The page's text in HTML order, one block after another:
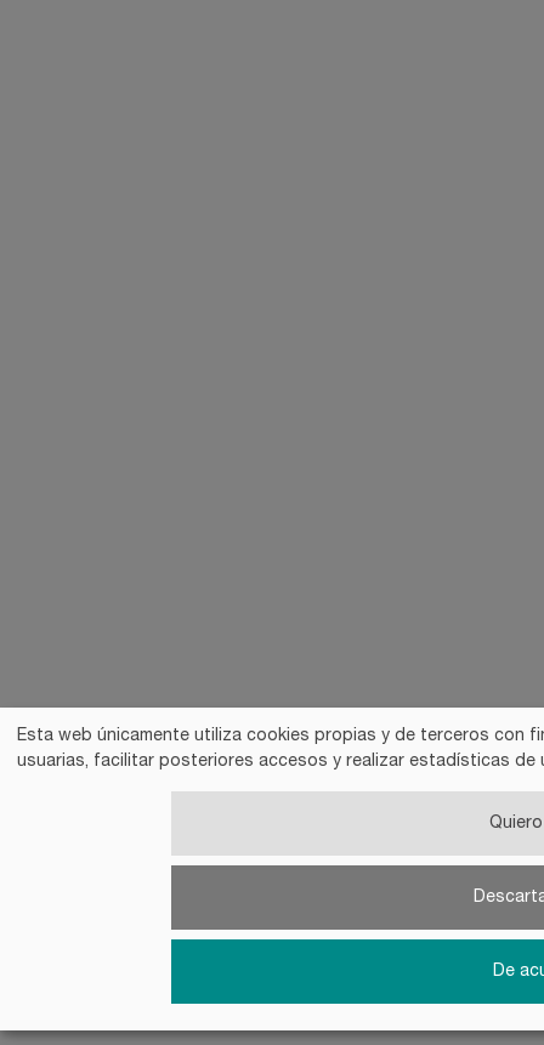
Esta web únicamente utiliza cookies propias y de terceros con
usuarias, facilitar posteriores accesos y realizar estadísticas
De